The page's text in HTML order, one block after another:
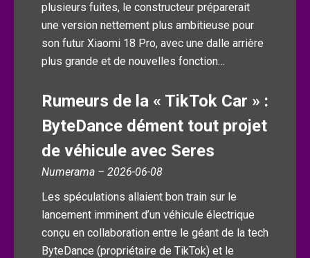
plusieurs fuites, le constructeur préparerait
une version nettement plus ambitieuse pour
son futur Xiaomi 18 Pro, avec une dalle arrière
plus grande et de nouvelles fonction…
Rumeurs de la « TikTok Car » :
ByteDance dément tout projet
de véhicule avec Seres
Numerama – 2026-06-08
Les spéculations allaient bon train sur le
lancement imminent d’un véhicule électrique
conçu en collaboration entre le géant de la tech
ByteDance (propriétaire de TikTok) et le